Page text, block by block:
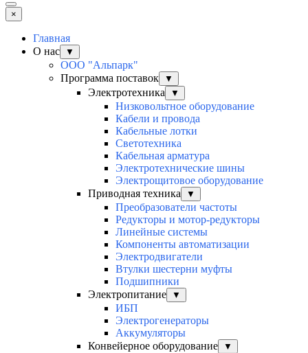
×
Главная
О нас
▼
ООО "Альпарк"
Программа поставок
▼
Электротехника ▼
Низковольтное оборудование
Кабели и провода
Кабельные лотки
Светотехника
Кабельная арматура
Электротехнические шины
Электрощитовое оборудование
Приводная техника
▼
Преобразователи частоты
Редукторы и мотор-редукторы
Линейные системы
Компоненты автоматизации
Электродвигатели
Втулки шестерни муфты
Подшипники
Электропитание
▼
ИБП
Электрогенераторы
Аккумуляторы
Конвейерное оборудование
▼